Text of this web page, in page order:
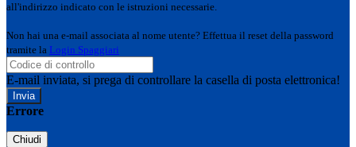
all'indirizzo indicato con le istruzioni necessarie.
Non hai una e-mail associata al nome utente? Effettua il reset della password
tramite la Login Spaggiari
E-mail inviata, si prega di controllare la casella di posta elettronica!
Errore
Chiudi